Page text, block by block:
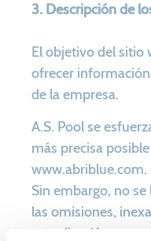
3. Descripción de
El objetivo del sitio
ofrecer
de la empresa.
A.S. Pool se
más precisa
www.abriblue.com.
Sin embargo, no
las omisiones,
actualización, ya